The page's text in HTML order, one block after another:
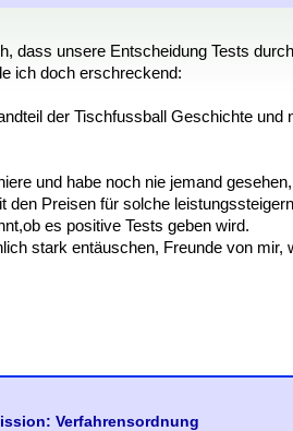
dass unsere Entscheidung Tests
ich doch erschreckend:
der Tischfussball Geschichte
und habe noch nie jemand
den Preisen für solche
es positive Tests geben wird.
stark entäuschen, Freunde von
Verfahrensordnung